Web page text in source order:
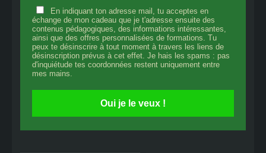
En indiquant ton adresse mail, tu acceptes en
échange de mon cadeau que je t'adresse ensuite des
contenus pédagogiques, des informations intéressantes,
ainsi que des offres personnalisées de formations. Tu
peux te désinscrire à tout moment à travers les liens de
désinscription prévus à cet effet. Je hais les spams : pas
d'inquiétude tes coordonnées restent uniquement entre
mes mains.
Oui je le veux !